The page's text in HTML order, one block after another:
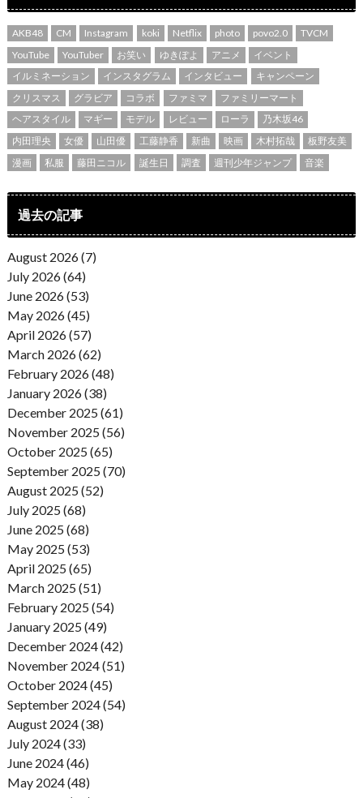
AKB48 CM Instagram koki Netflix photo povo2.0
TVCM
YouTube
YouTuber お笑い ゆきぽよ アニメ
イベント
イルミネーション
インスタグラム インタビュー
キャンペーン
クリスマス
グラビア コラボ ファミマ
ファミリーマート
ヘアスタイル
マギー モデル レビュー ローラ
乃木坂46
内田理央
女優 山田優 工藤静香 新曲 映画 木村拓哉
板野友美
漫画
私服 藤田ニコル 誕生日 調査 週刊少年ジャンプ 音楽
過去の記事
August 2026 (7)
July 2026 (64)
June 2026 (53)
May 2026 (45)
April 2026 (57)
March 2026 (62)
February 2026 (48)
January 2026 (38)
December 2025 (61)
November 2025 (56)
October 2025 (65)
September 2025 (70)
August 2025 (52)
July 2025 (68)
June 2025 (68)
May 2025 (53)
April 2025 (65)
March 2025 (51)
February 2025 (54)
January 2025 (49)
December 2024 (42)
November 2024 (51)
October 2024 (45)
September 2024 (54)
August 2024 (38)
July 2024 (33)
June 2024 (46)
May 2024 (48)